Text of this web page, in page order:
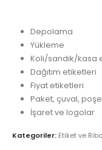
Depolama
Yükleme
Koli/sandık/kasa
Dağıtım etiketleri
Fiyat etiketleri
Paket, çuval,
İşaret ve logolar
Kategoriler: Etiket ve